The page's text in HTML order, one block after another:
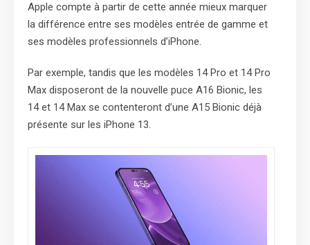
Apple compte à partir de cette année mieux marquer
la différence entre ses modèles entrée de gamme et
ses modèles professionnels d’iPhone.
Par exemple, tandis que les modèles 14 Pro et 14 Pro
Max disposeront de la nouvelle puce A16 Bionic, les
14 et 14 Max se contenteront d’une A15 Bionic déjà
présente sur les iPhone 13.